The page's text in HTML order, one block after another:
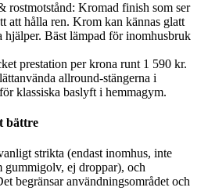
rostmotstånd: Kromad finish som ser
att hålla ren. Krom kan kännas glatt
hjälper. Bäst lämpad för inomhusbruk
prestation per krona runt 1 590 kr.
allround-stängerna i
klassiska baslyft i hemmagym.
bättre
strikta (endast inomhus, inte
gummigolv, ej droppar), och
begränsar användningsområdet och